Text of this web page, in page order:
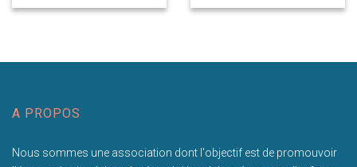
A PROPOS
Nous sommes une association dont l'objectif est de promouvoir